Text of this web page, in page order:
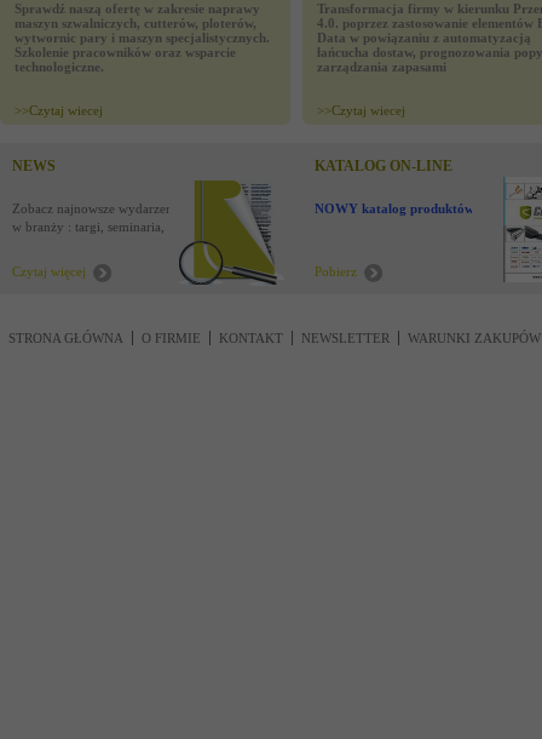
Sprawdź naszą ofertę w zakresie naprawy
maszyn szwalniczych, cutterów, ploterów,
wytwornic pary i maszyn specjalistycznych.
Szkolenie pracowników oraz wsparcie
technologiczne.
>>Czytaj wiecej
Transformacja firmy w kierunku
4.0. poprzez zastosowanie elementów
Data w powiązaniu z automatyzacją
łańcucha dostaw, prognozowania
zarządzania zapasami
>>Czytaj wiecej
NEWS
Zobacz najnowsze wydarzenia
w branży : targi, seminaria,
Czytaj więcej
KATALOG ON-LINE
NOWY katalog produktów !
Pobierz
STRONA GŁÓWNA O FIRMIE KONTAKT NEWSLETTER WARUNKI ZAKUPÓW